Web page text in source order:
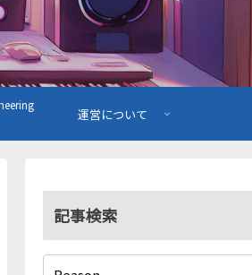
運営について
記事検索